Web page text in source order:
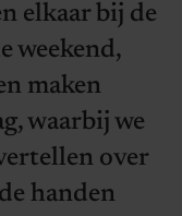
elkaar bij de
weekend,
maken
waarbij we
over
handen